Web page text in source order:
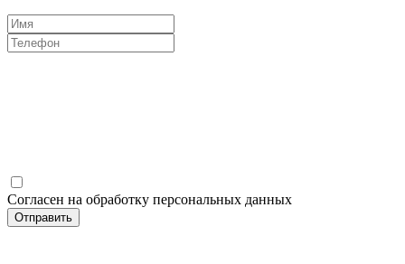
Согласен на обработку персональных данных
Отправить